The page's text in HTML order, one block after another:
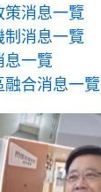
策消息一覽
制消息一覽
息一覽
融合消息一覽